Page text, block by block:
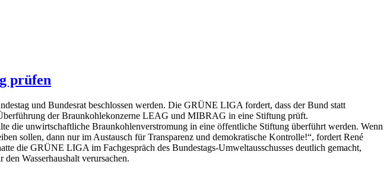
prüfen
und Bundesrat beschlossen werden. Die GRÜNE LIGA fordert, dass der Bund statt
der Braunkohlekonzerne LEAG und MIBRAG in eine Stiftung prüft.
die unwirtschaftliche Braunkohlenverstromung in eine öffentliche Stiftung überführt werden. Wenn
sollen, dann nur im Austausch für Transparenz und demokratische Kontrolle!“, fordert René
die GRÜNE LIGA im Fachgespräch des Bundestags-Umweltausschusses deutlich gemacht,
Wasserhaushalt verursachen.